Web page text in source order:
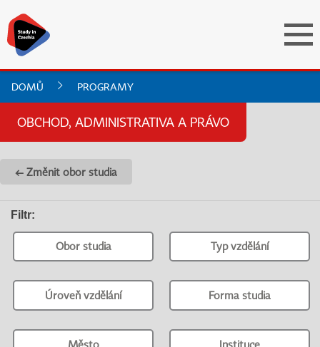
DOMŮ PROGRAMY
OBCHOD, ADMINISTRATIVA A PRÁVO
← Změnit obor studia
Filtr:
Obor studia Typ vzdělání
Úroveň vzdělání Forma studia
Město Instituce